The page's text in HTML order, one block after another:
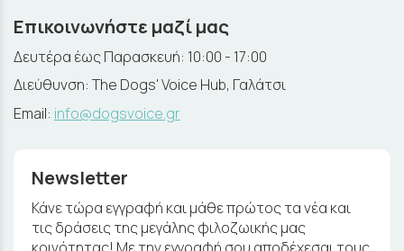
Επικοινωνήστε μαζί μας
Δευτέρα έως Παρασκευή: 10:00 - 17:00
Διεύθυνση: The Dogs' Voice Hub, Γαλάτσι
Email: info@dogsvoice.gr
Newsletter
Κάνε τώρα εγγραφή και μάθε πρώτος τα νέα και
τις δράσεις της μεγάλης φιλοζωικής μας